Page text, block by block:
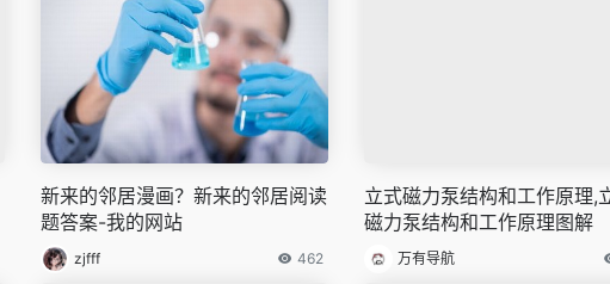
新来的邻居漫画？新来的邻居阅读
题答案-我的网站
zjfff 462
立式磁力泵结构和工作原理,
磁力泵结构和工作原理图解
万有导航